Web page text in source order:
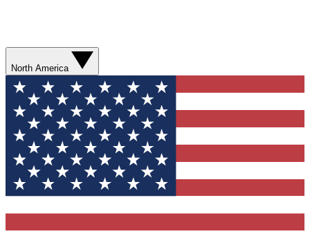
North America